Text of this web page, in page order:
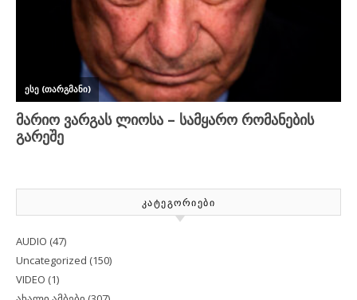
ᲙᲐᲢᲔᲒᲝᲠᲘᲔᲑᲘ
AUDIO (47)
Uncategorized (150)
VIDEO (1)